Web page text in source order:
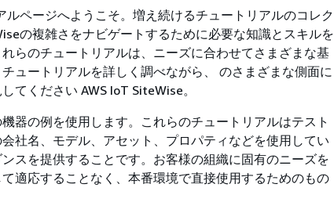
ルページへようこそ。増え続けるチュートリアルのコレク
の複雑さをナビゲートするために必要な知識とスキルを
らのチュートリアルは、ニーズに合わせてさまざまな基
ュートリアルを詳しく調べながら、 のさまざまな側面に
てください AWS IoT SiteWise。
器の例を使用します。これらのチュートリアルはテスト
社名、モデル、アセット、プロパティなどを使用してい
スを提供することです。お客様の組織に固有のニーズを
適応することなく、本番環境で直接使用するためのもの